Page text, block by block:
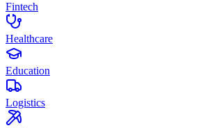
Fintech
Healthcare
Education
Logistics